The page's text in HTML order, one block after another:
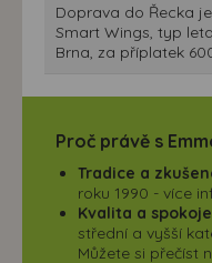
Doprava do Řecka
Smart Wings, typ
Brna, za příplatek
Proč právě s
Tradice a
roku 1990 - více
Kvalita a
střední a vyšší
Můžete si přečíst